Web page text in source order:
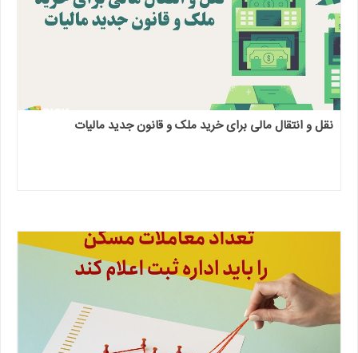
نقل و انتقال مالی برای خرید ملک و قانون جدید مالیات